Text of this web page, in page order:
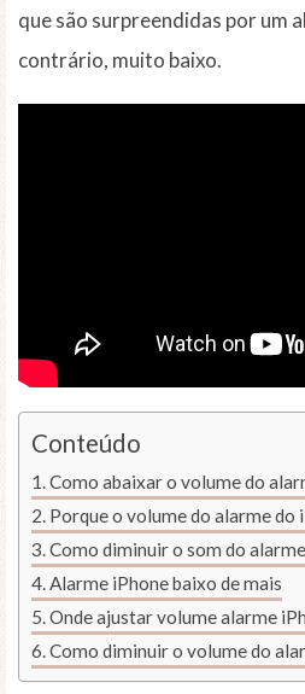
que são surpreendidas por um
contrário, muito baixo.
Conteúdo
Como abaixar o volume do
Porque o volume do alarme do
Como diminuir o som do
Alarme iPhone baixo de mais
Onde ajustar volume alarme
Como diminuir o volume do